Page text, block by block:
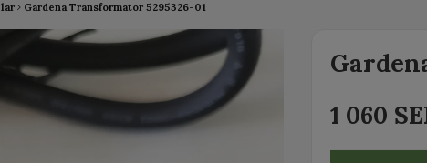
Gardena Transformator 5295326-01
1 060